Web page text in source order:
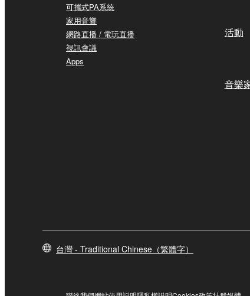
可攜式PA系統
家用音響
網路直播 / 電玩直播
視訊會議
Apps
活動
音樂
台灣 - Traditional Chinese（繁體字）